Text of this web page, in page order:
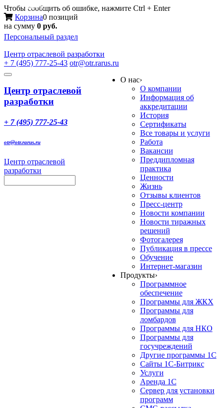
Чтобы сообщить об ошибке, нажмите Ctrl + Enter
Корзина0 позиций
на сумму 0 руб.
Персональный раздел
Центр отраслевой разработки
+ 7 (495) 777-25-43 otr@otr.rarus.ru
Toggle
Меню
Центр отраслевой
разработки
+ 7 (495) 777-25-43
otr@otr.rarus.ru
Центр отраслевой
разработки
О нас›
О компании
Информация об
аккредитации
История
Сертификаты
Все товары и услуги
Работа
Вакансии
Преддипломная
практика
Ценности
Жизнь
Отзывы клиентов
Пресс-центр
Новости компании
Новости тиражных
решений
Фотогалерея
Публикация в прессе
Обучение
Интернет-магазин
Продукты›
Программное
обеспечение
Программы для ЖКХ
Программы для
ломбардов
Программы для НКО
Программы для
госучреждений
Другие программы 1С
Сайты 1С-Битрикс
Услуги
Аренда 1С
Сервер для установки
программ